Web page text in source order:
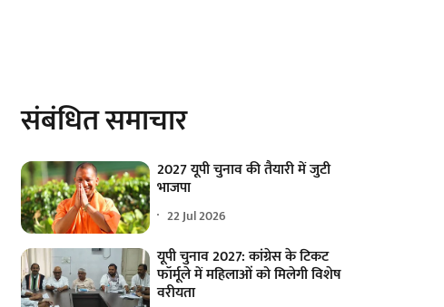
संबंधित समाचार
2027 यूपी चुनाव की तैयारी में जुटी
भाजपा
22 Jul 2026
यूपी चुनाव 2027: कांग्रेस के टिकट
फॉर्मूले में महिलाओं को मिलेगी विशेष
वरीयता